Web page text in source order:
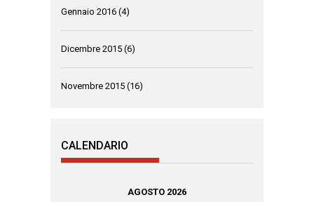
Gennaio 2016 (4)
Dicembre 2015 (6)
Novembre 2015 (16)
CALENDARIO
AGOSTO 2026